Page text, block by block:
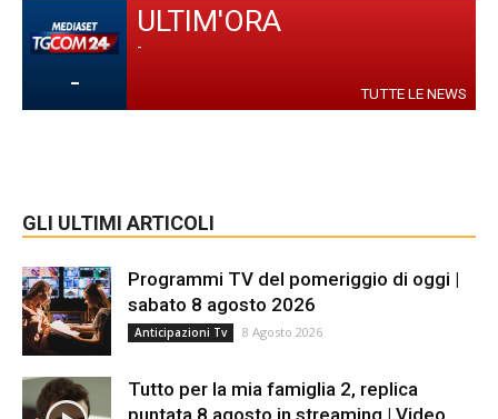
-
ULTIM'ORA
-
TUTTE LE NEWS
GLI ULTIMI ARTICOLI
Programmi TV del pomeriggio di oggi |
sabato 8 agosto 2026
Anticipazioni Tv 8 Agosto 2026
Tutto per la mia famiglia 2, replica